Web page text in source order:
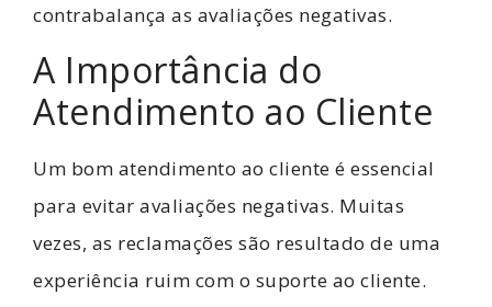
contrabalança as avaliações negativas.
A Importância do
Atendimento ao Cliente
Um bom atendimento ao cliente é essencial
para evitar avaliações negativas. Muitas
vezes, as reclamações são resultado de uma
experiência ruim com o suporte ao cliente.